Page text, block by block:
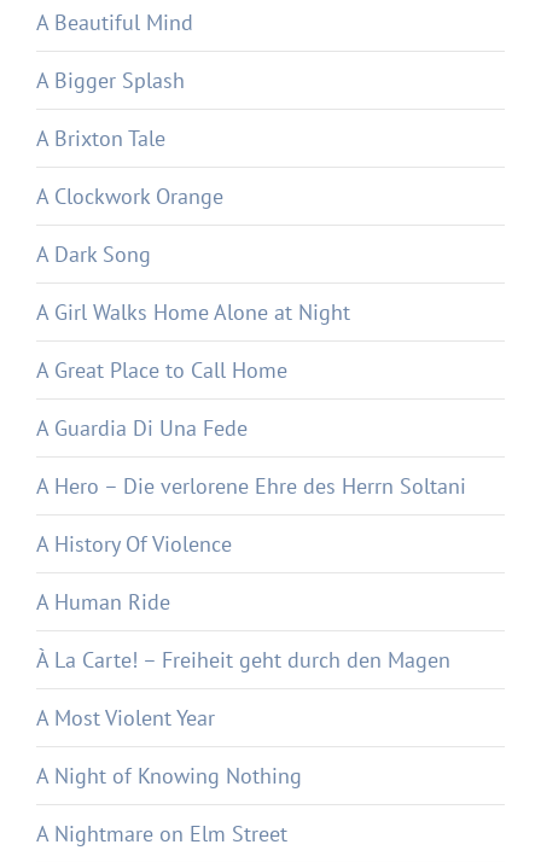
A Beautiful Mind
A Bigger Splash
A Brixton Tale
A Clockwork Orange
A Dark Song
A Girl Walks Home Alone at Night
A Great Place to Call Home
A Guardia Di Una Fede
A Hero – Die verlorene Ehre des Herrn Soltani
A History Of Violence
A Human Ride
À La Carte! – Freiheit geht durch den Magen
A Most Violent Year
A Night of Knowing Nothing
A Nightmare on Elm Street